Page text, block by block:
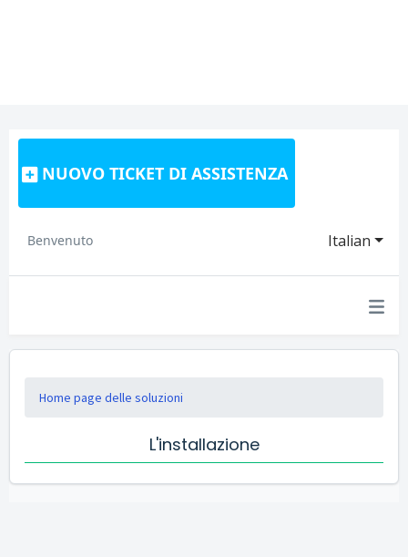
NUOVO TICKET DI ASSISTENZA
Italian
Benvenuto
Home page delle soluzioni
L'installazione